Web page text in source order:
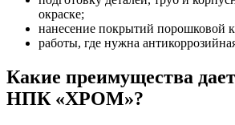
окраске;
нанесение покрытий порошковой
работы, где нужна
Какие преимущества
НПК «ХРОМ»?